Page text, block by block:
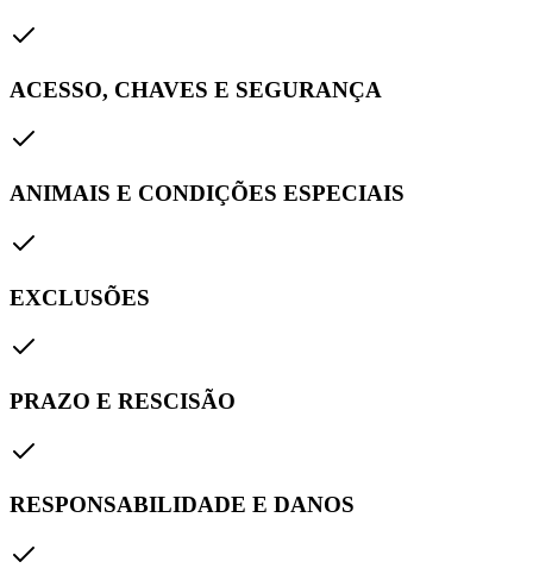
ACESSO, CHAVES E SEGURANÇA
ANIMAIS E CONDIÇÕES ESPECIAIS
EXCLUSÕES
PRAZO E RESCISÃO
RESPONSABILIDADE E DANOS